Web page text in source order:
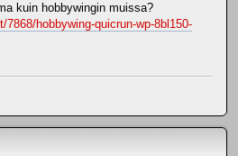
kuin hobbywingin muissa?
hobbywing-quicrun-wp-8bl150-